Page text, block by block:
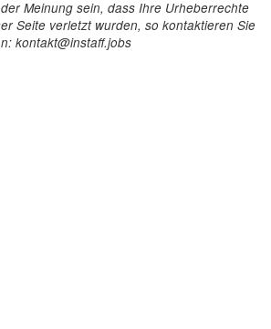
Meinung sein, dass Ihre Urheberrechte
Seite verletzt wurden, so kontaktieren Sie
kontakt@instaff.jobs